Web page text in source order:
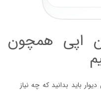
اپی همچون
باید بدانید که چه نیاز